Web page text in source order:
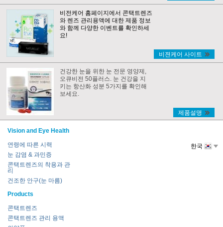
비전케어 홈페이지에서 콘택트렌즈
와 렌즈 관리용액에 대한 제품 정보
와 함께 다양한 이벤트를 확인하세
요!
비젼케어 사이트
건강한 눈을 위한 눈 전문 영양제,
오큐비전 50플러스. 눈 건강을 지
키는 항산화 성분 5가지를 확인해
보세요.
제품설명
Vision and Eye Health
연령에 따른 시력
눈 감염 & 과민증
콘택트렌즈의 착용과 관
리
건조한 안구(눈 마름)
Products
콘택트렌즈
콘택트렌즈 관리 용액
한국